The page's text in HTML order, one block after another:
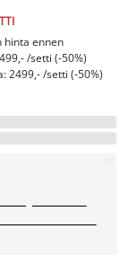
hinta ennen
/setti (-50%)
2499,- /setti (-50%)